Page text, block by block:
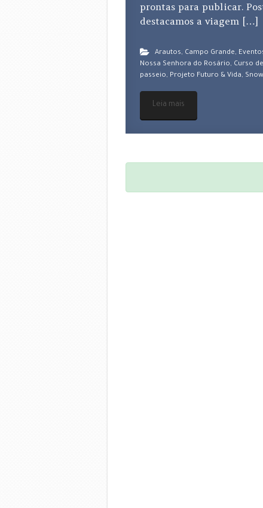
prontas para publicar.
destacamos a viagem […]
Arautos, Campo Grande,
Nossa Senhora do Rosário, Curso
passeio, Projeto Futuro & Vida,
Leia mais